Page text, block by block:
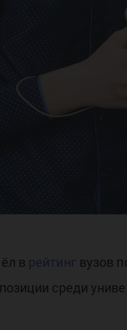
в рейтинг вузов
среди